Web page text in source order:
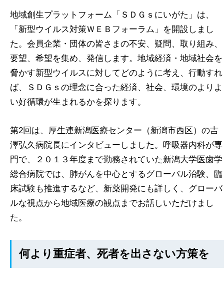
地域創生プラットフォーム「ＳＤＧｓにいがた」は、
「新型ウイルス対策ＷＥＢフォーラム」を開設しまし
た。会員企業・団体の皆さまの不安、疑問、取り組み、
要望、希望を集め、発信します。地域経済・地域社会を
脅かす新型ウイルスに対してどのように考え、行動すれ
ば、ＳＤＧｓの理念に合った経済、社会、環境のよりよ
い好循環が生まれるかを探ります。
第2回は、厚生連新潟医療センター（新潟市西区）の吉
澤弘久病院長にインタビューしました。呼吸器内科が専
門で、２０１３年度まで勤務されていた新潟大学医歯学
総合病院では、肺がんを中心とするグローバル治験、臨
床試験も推進するなど、新薬開発にも詳しく、グローバ
ルな視点から地域医療の観点までお話しいただけまし
た。
何より重症者、死者を出さない方策を